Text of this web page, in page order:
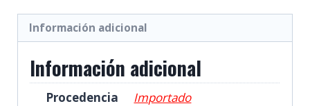
Información adicional
Información adicional
Procedencia Importado